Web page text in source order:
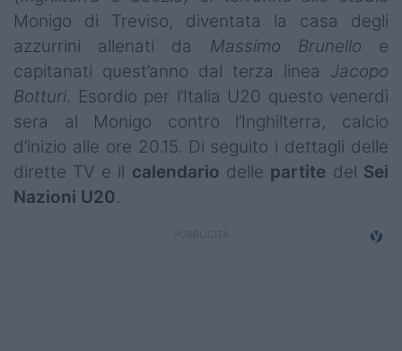
Campionati
Serie A
Serie B
Serie C
Femminile
Giovanili
Monigo di Treviso, diventata la casa degli
azzurrini allenati da Massimo Brunello e
capitanati quest’anno dal terza linea Jacopo
Botturi. Esordio per l’Italia U20 questo venerdì
sera al Monigo contro l’Inghilterra, calcio
d’inizio alle ore 20.15. Di seguito i dettagli delle
dirette TV e il calendario delle partite del Sei
Nazioni U20.